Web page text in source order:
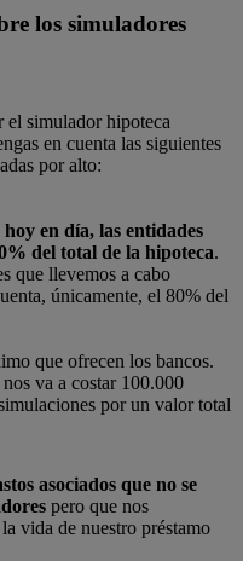
los simuladores
el simulador hipoteca
en cuenta las siguientes
por alto:
hoy en día, las entidades
del total de la hipoteca.
que llevemos a cabo
únicamente, el 80% del
que ofrecen los bancos.
va a costar 100.000
por un valor total
asociados que no se
pero que nos
vida de nuestro préstamo